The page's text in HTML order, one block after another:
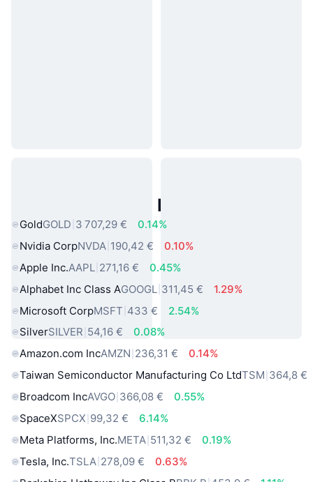
Actifs du Monde Réel Populaires
GoldGOLD 3 707,29 €
0.14%
Nvidia CorpNVDA 190,42 €
0.10%
Apple Inc.AAPL 271,16 €
0.45%
Alphabet Inc Class AGOOGL 311,45 €
1.29%
Microsoft CorpMSFT 433 €
2.54%
SilverSILVER 54,16 €
0.08%
Amazon.com IncAMZN 236,31 €
0.14%
Taiwan Semiconductor Manufacturing Co LtdTSM 364,8 €
Broadcom IncAVGO 366,08 €
0.55%
SpaceXSPCX 99,32 €
6.14%
Meta Platforms, Inc.META 511,32 €
0.19%
Tesla, Inc.TSLA 278,09 €
0.63%